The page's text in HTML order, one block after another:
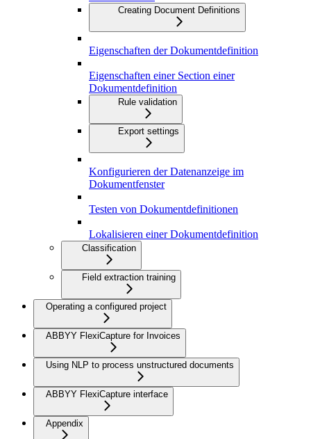
Creating Document Definitions
Eigenschaften der Dokumentdefinition
Eigenschaften einer Section einer
Dokumentdefinition
Rule validation
Export settings
Konfigurieren der Datenanzeige im
Dokumentfenster
Testen von Dokumentdefinitionen
Lokalisieren einer Dokumentdefinition
Classification
Field extraction training
Operating a configured project
ABBYY FlexiCapture for Invoices
Using NLP to process unstructured documents
ABBYY FlexiCapture interface
Appendix